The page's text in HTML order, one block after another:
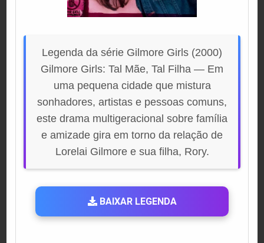
Legenda da série Gilmore Girls (2000)
Gilmore Girls: Tal Mãe, Tal Filha — Em
uma pequena cidade que mistura
sonhadores, artistas e pessoas comuns,
este drama multigeracional sobre família
e amizade gira em torno da relação de
Lorelai Gilmore e sua filha, Rory.
BAIXAR LEGENDA